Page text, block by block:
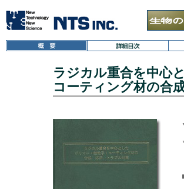
ラジカル重合を中心
コーティング材の合